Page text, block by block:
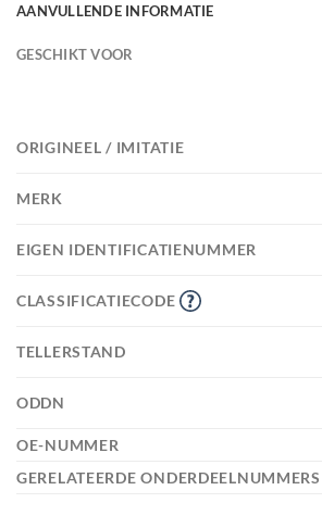
AANVULLENDE INFORMATIE
GESCHIKT VOOR
ORIGINEEL / IMITATIE
MERK
EIGEN IDENTIFICATIENUMMER
CLASSIFICATIECODE
TELLERSTAND
ODDN
OE-NUMMER
GERELATEERDE ONDERDEELNUMMERS